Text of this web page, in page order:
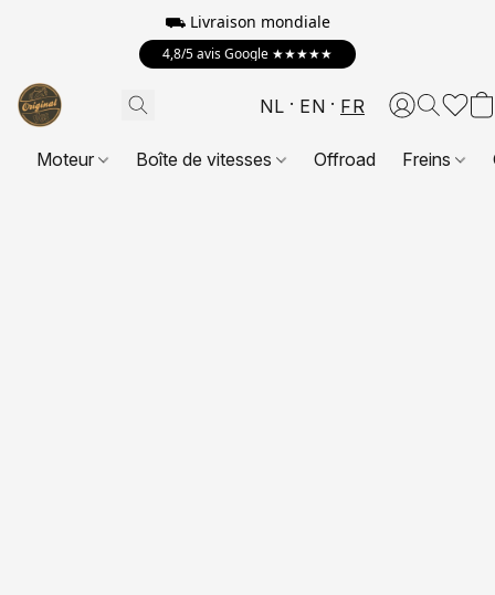
⛟ Livraison mondiale
4,8/5 avis Google ★★★★★
NL EN FR
Moteur Boîte de vitesses Offroad Freins